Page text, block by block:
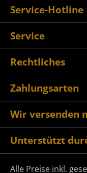
Service-Hotline
Service
Rechtliches
Zahlungsarten
Wir versenden
Unterstützt
Alle Preise inkl.